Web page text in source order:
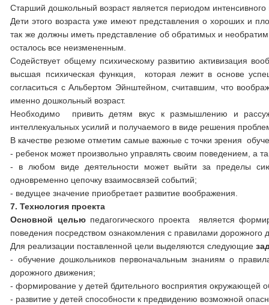
Старший дошкольный возраст является периодом интенсивного
Дети этого возраста уже имеют представления о хороших и
так же должны иметь представление об обратимых и
осталось все неизмененным.
Содействует общему психическому развитию активизация
высшая психическая функция, которая лежит в основе
согласиться с Альбертом Эйнштейном, считавшим, что
именно дошкольный возраст.
Необходимо привить детям вкус к размышлению и
интеллекуальных усилий и получаемого в виде решения
В качестве резюме отметим самые важные с точки зрения
- ребенок может произвольно управлять своим поведением, а
- в любом виде деятельности может выйти за пределы
одновременно цепочку взаимосвязей событий;
- ведущее значение приобретает развитие воображения.
7. Технология проекта
Основной целью педагогического проекта является
поведения посредством ознакомления с правилами дорожного
Для реализации поставленной цели выделяются следующие
- обучение дошкольников первоначальным знаниям о
дорожного движения;
- формирование у детей бдительного восприятия окружающей
- развитие у детей способности к предвидению возможной